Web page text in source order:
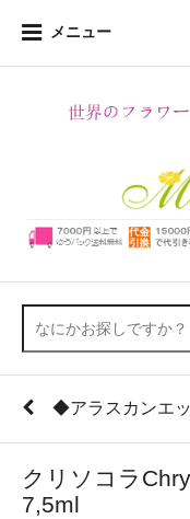
メニュー
◆アラスカンエ
クリソコラ
7,5ml